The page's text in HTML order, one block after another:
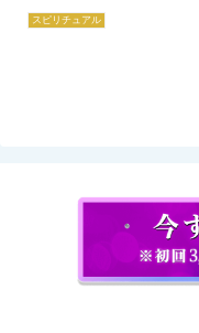
スピリチュアル